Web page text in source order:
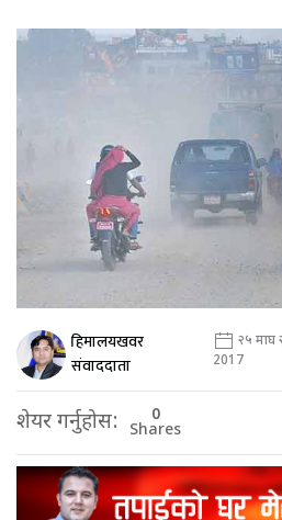
हिमालयखवर
संवाददाता
२५ माघ
2017
शेयर गर्नुहोस: 0
Shares